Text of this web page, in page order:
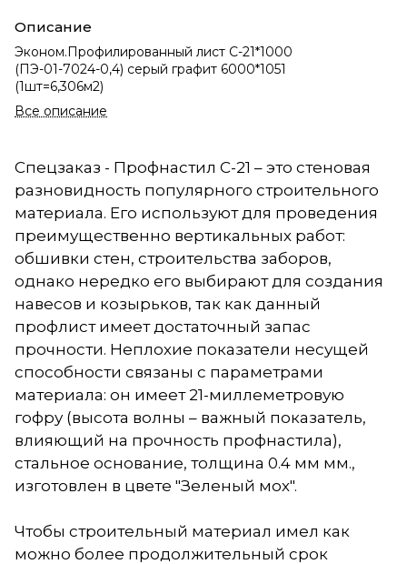
Описание
Эконом.Профилированный лист С-21*1000
(ПЭ-01-7024-0,4) серый графит 6000*1051
(1шт=6,306м2)
Все описание
Спецзаказ - Профнастил С-21 – это стеновая
разновидность популярного строительного
материала. Его используют для проведения
преимущественно вертикальных работ:
обшивки стен, строительства заборов,
однако нередко его выбирают для создания
навесов и козырьков, так как данный
профлист имеет достаточный запас
прочности. Неплохие показатели несущей
способности связаны с параметрами
материала: он имеет 21-миллеметровую
гофру (высота волны – важный показатель,
влияющий на прочность профнастила),
стальное основание, толщина 0.4 мм мм.,
изготовлен в цвете "Зеленый мох".
Чтобы строительный материал имел как
можно более продолжительный срок